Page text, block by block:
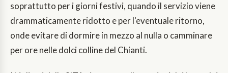
soprattutto per i giorni festivi, quando il servizio viene
drammaticamente ridotto e per l'eventuale ritorno,
onde evitare di dormire in mezzo al nulla o camminare
per ore nelle dolci colline del Chianti.